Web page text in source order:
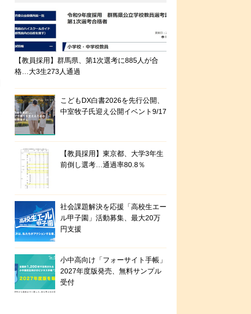
【教員採用】群馬県、第1次選考に885人が合
格…大3生273人通過
こどもDX白書2026を先行公開、
中室牧子氏迎え公開イベント9/17
【教員採用】東京都、大学3年生
前倒し選考…通過率80.8％
社会課題解決を応援「高校生エー
ル甲子園」活動募集、最大20万
円支援
小中高向け「フォーサイト手帳」
2027年度版発売、無料サンプル
受付